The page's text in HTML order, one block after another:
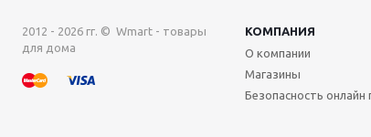
2012 - 2026 гг. © Wmart - товары
для дома
КОМПАНИЯ
О компании
Магазины
Безопасность онлайн